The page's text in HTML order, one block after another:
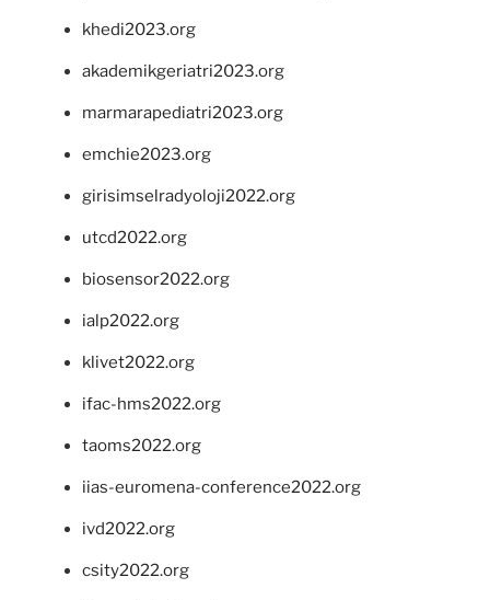
khedi2023.org
akademikgeriatri2023.org
marmarapediatri2023.org
emchie2023.org
girisimselradyoloji2022.org
utcd2022.org
biosensor2022.org
ialp2022.org
klivet2022.org
ifac-hms2022.org
taoms2022.org
iias-euromena-conference2022.org
ivd2022.org
csity2022.org